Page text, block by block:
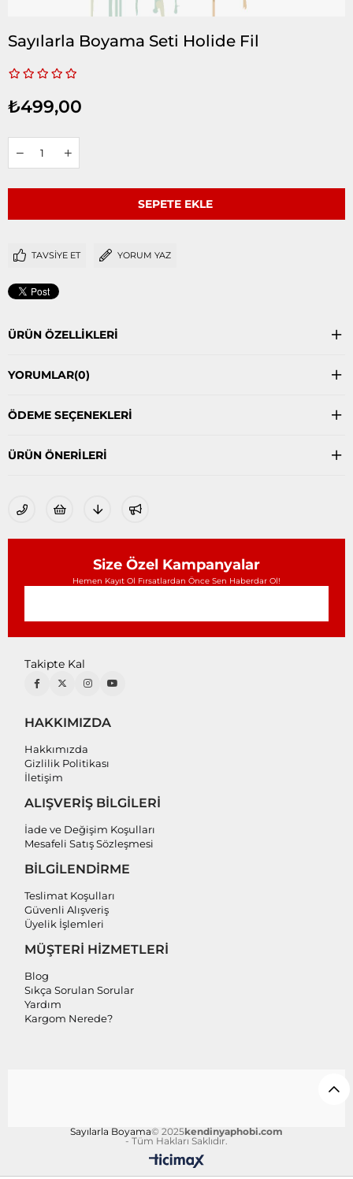
Sayılarla Boyama Seti Holide Fil
₺499,00
TAVSIYE ET YORUM YAZ
ÜRÜN ÖZELLIKLERI
YORUMLAR(0)
ÖDEME SEÇENEKLERI
ÜRÜN ÖNERILERI
Size Özel Kampanyalar
Hemen Kayıt Ol Fırsatlardan Önce Sen Haberdar Ol!
Takipte Kal
HAKKIMIZDA
Hakkımızda
Gizlilik Politikası
İletişim
ALIŞVERİŞ BİLGİLERİ
İade ve Değişim Koşulları
Mesafeli Satış Sözleşmesi
BİLGİLENDİRME
Teslimat Koşulları
Güvenli Alışveriş
Üyelik İşlemleri
MÜŞTERİ HİZMETLERİ
Blog
Sıkça Sorulan Sorular
Yardım
Kargom Nerede?
Sayılarla Boyama© 2025kendinyaphobi.com
- Tüm Hakları Saklıdır.